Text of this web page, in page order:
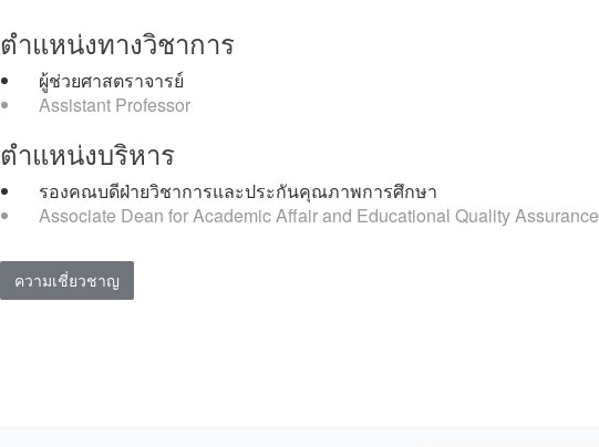
ตำแหน่งทางวิชาการ
ผู้ช่วยศาสตราจารย์
Assistant Professor
ตำแหน่งบริหาร
รองคณบดีฝ่ายวิชาการและประกันคุณภาพการศึกษา
Associate Dean for Academic Affair and Educational Quality Assurance
ความเชี่ยวชาญ